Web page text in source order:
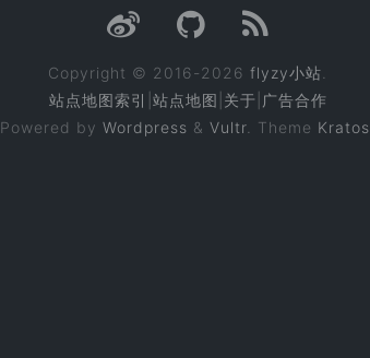
Copyright © 2016-2026 flyzy小站
站点地图索引 站点地图 关于 广告合作
Powered by Wordpress & Vultr . Theme Kratos.